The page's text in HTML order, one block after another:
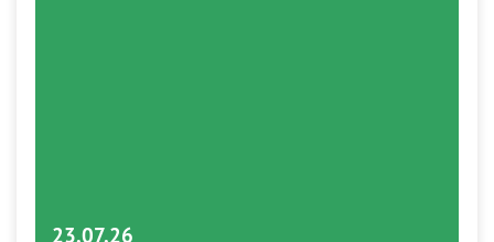
23.07.26